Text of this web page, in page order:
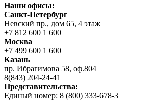
Наши офисы:
Санкт-Петербург
Невский пр., дом 65, 4 этаж
+7 812 600 1 600
Москва
+7 499 600 1 600
Казань
пр. Ибрагимова 58, оф.804
8(843) 204-24-41
Представительства:
Единый номер: 8 (800) 333-678-3